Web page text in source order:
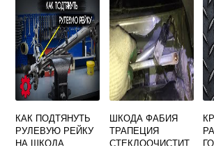
КАК ПОДТЯНУТЬ
РУЛЕВУЮ РЕЙКУ
НА ШКОДА
ШКОДА ФАБИЯ
ТРАПЕЦИЯ
СТЕКЛООЧИСТИТ